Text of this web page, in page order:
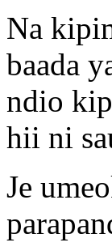
Na
baada
ndio
hii ni
Je